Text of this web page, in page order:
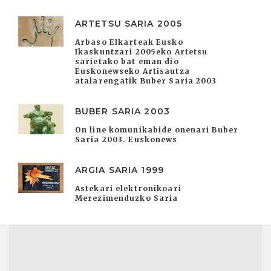
ARTETSU SARIA 2005
Arbaso Elkarteak Eusko
Ikaskuntzari 2005eko Artetsu
sarietako bat eman dio
Euskonewseko Artisautza
atalarengatik Buber Saria 2003
BUBER SARIA 2003
On line komunikabide onenari Buber
Saria 2003. Euskonews
ARGIA SARIA 1999
Astekari elektronikoari
Merezimenduzko Saria